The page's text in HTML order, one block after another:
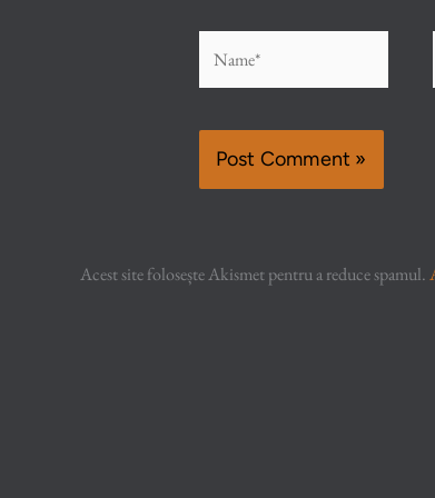
Acest site folosește Akismet pentru a reduce spamul.